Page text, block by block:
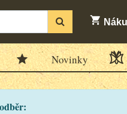
Novinky